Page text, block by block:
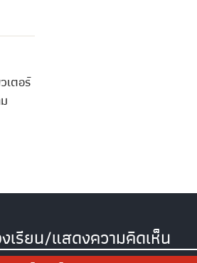
เตอร์
เรียน/แสดงความคิดเห็น